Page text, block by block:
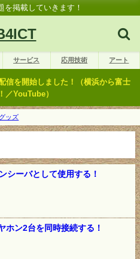
を掲載していきます！
サービス 応用技術 アート
信を開始しました！（横浜から富士
／YouTube）
ッズ
シーバとして使用する！
ホン2台を同時接続する！